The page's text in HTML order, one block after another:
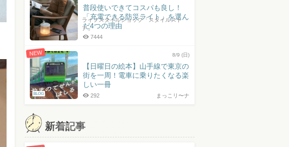
普段使いできてコスパも良し！
「充電できる防災ライト」を選ん
だ4つの理由
ライフスタイルショップ「スタイルスト
ア」
7444
NEW
BLOG
8/9 (日)
【日曜日の絵本】山手線で東京の
街を一周！電車に乗りたくなる楽
しい一冊
まっこリ〜ナ
292
新着記事